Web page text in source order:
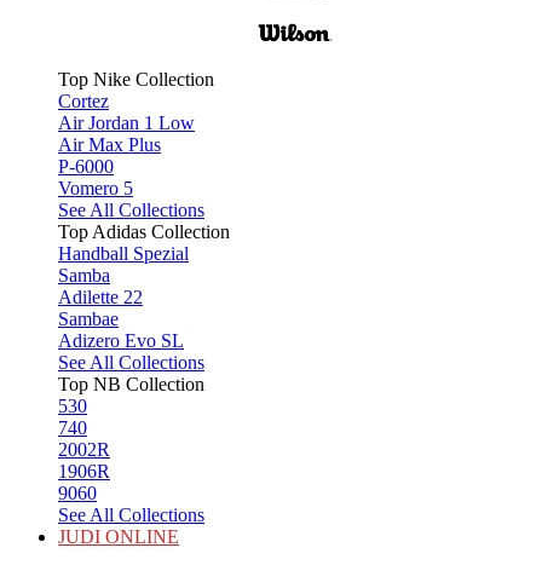
Top Nike Collection
Cortez
Air Jordan 1 Low
Air Max Plus
P-6000
Vomero 5
See All Collections
Top Adidas Collection
Handball Spezial
Samba
Adilette 22
Sambae
Adizero Evo SL
See All Collections
Top NB Collection
530
740
2002R
1906R
9060
See All Collections
JUDI ONLINE